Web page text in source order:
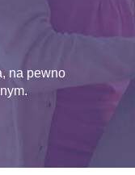
na pewno